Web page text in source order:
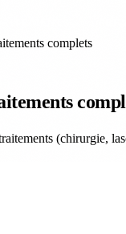
complets
(chirurgie,